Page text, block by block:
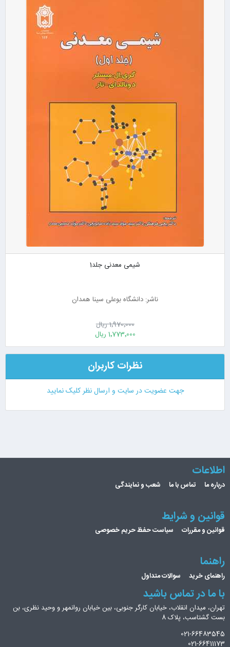
شیمی معدنی جلد1
ناشر: دانشگاه بوعلی سینا همدان
1٬970٬000 ریال
1٬773٬000 ریال
نظرات کاربران
جهت عضویت در سایت و ارسال نظر کلیک نمایید
اطلاعات
درباره ما تماس با ما شعب و نمایندگی
قوانین و شرایط
قوانین و مقررات سیاست حفظ حریم خصوصی
راهنما
راهنمای خرید سوالات متداول
با ما در تماس باشید
تهران، میدان انقلاب، خیابان کارگر جنوبی، بین خیابان روانمهر و وحید نظری، بن
بست گشتاسب، پلاک 8
021-66483545
021-66411173